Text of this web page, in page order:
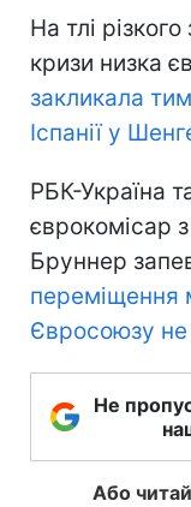
На тлі
кризи низка
закликала
Іспанії у
РБК-Україна
єврокомісар
Бруннер
переміщення
Євросоюзу не
Не
Або